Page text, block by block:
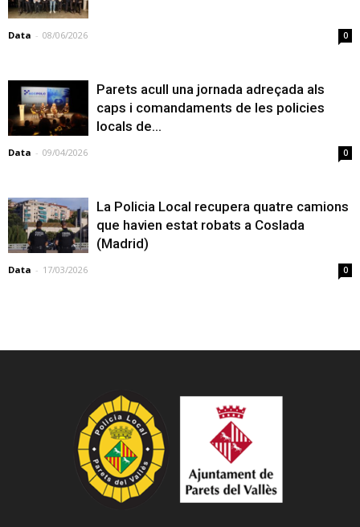
Data - 08/06/2026 0
Parets acull una jornada adreçada als
caps i comandaments de les policies
locals de...
Data - 09/04/2026 0
La Policia Local recupera quatre camions
que havien estat robats a Coslada
(Madrid)
Data - 17/03/2026 0